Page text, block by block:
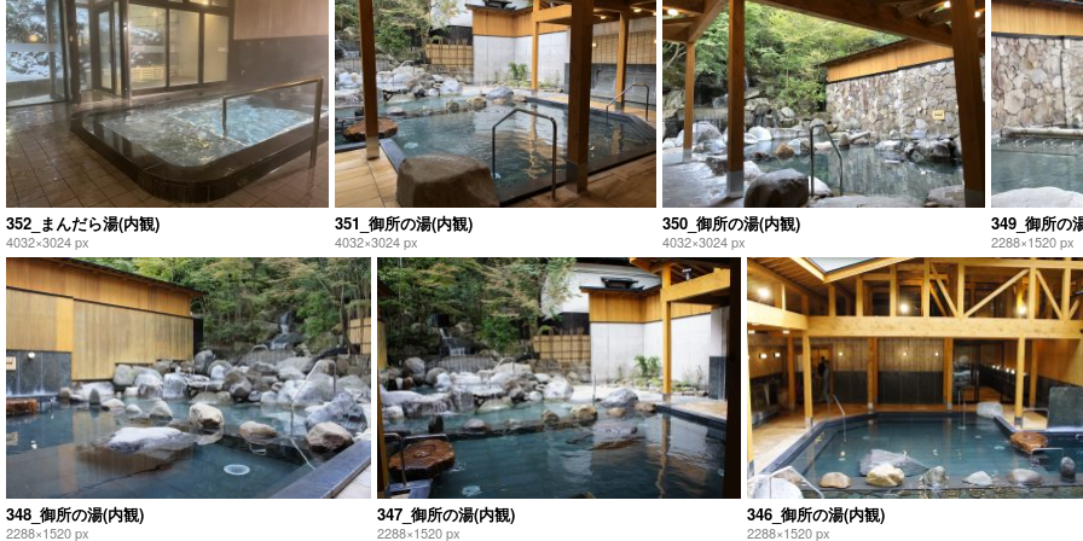
352_まんだら湯(内観)
4032×3024 px
351_御所の湯(内観)
4032×3024 px
350_御所の湯(内観)
4032×3024 px
349_御所の
2288×1520 px
348_御所の湯(内観)
2288×1520 px
347_御所の湯(内観)
2288×1520 px
346_御所の湯(内観)
2288×1520 px